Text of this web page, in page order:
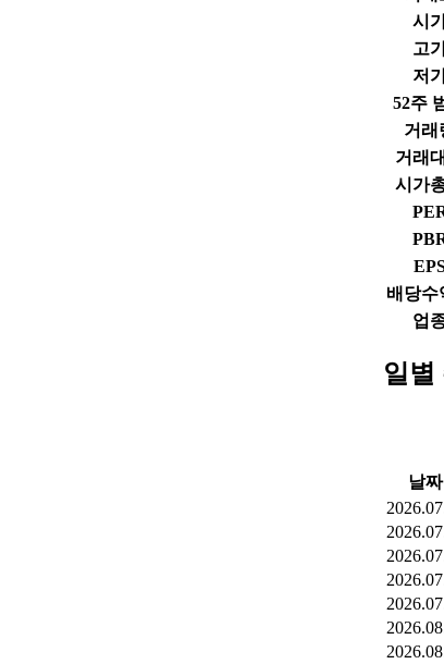
시
고
저
52주
거래
거래
시가
배당수
업
일별
날짜